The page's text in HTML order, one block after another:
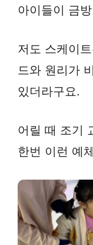
아이들이 금
저도 스케이
드와 원리가
있더라구요.
어릴 때 조기
한번 이런 예